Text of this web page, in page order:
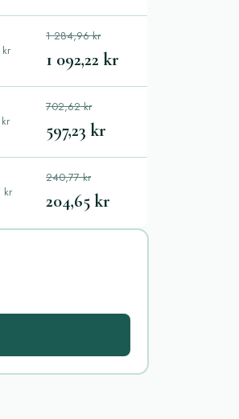
1 284,96 kr
1 092,22 kr
702,62 kr
597,23 kr
kr
240,77 kr
204,65 kr